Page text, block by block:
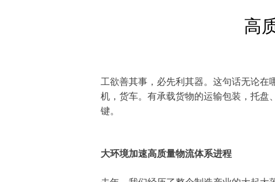
高
工欲善其事，必先利其器。这句话无论
机，货车。有承载货物的运输包装，托盘
键。
大环境加速高质量物流体系进程